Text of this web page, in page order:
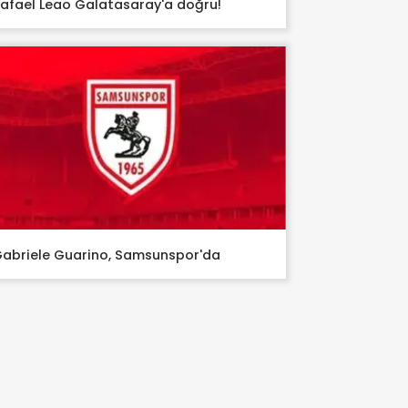
Leao Galatasaray'a doğru!
Guarino, Samsunspor'da